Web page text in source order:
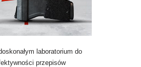
laboratorium do
przepisów